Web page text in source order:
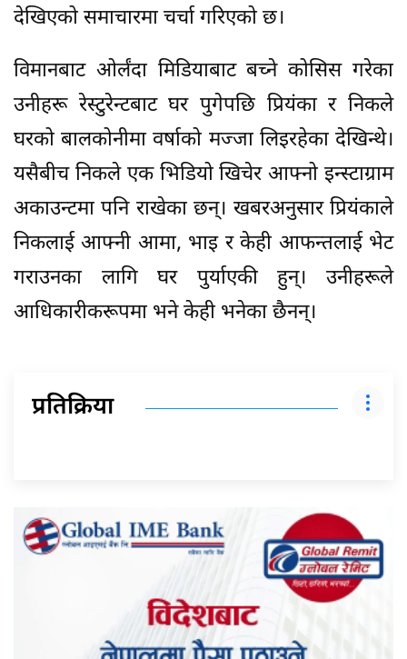
देखिएको समाचारमा चर्चा गरिएको छ।
विमानबाट ओर्लंदा मिडियाबाट बच्ने कोसिस गरेका
उनीहरू रेस्टुरेन्टबाट घर पुगेपछि प्रियंका र निकले
घरको बालकोनीमा वर्षाको मज्जा लिइरहेका देखिन्थे।
यसैबीच निकले एक भिडियो खिचेर आफ्नो इन्स्टाग्राम
अकाउन्टमा पनि राखेका छन्। खबरअनुसार प्रियंकाले
निकलाई आफ्नी आमा, भाइ र केही आफन्तलाई भेट
गराउनका लागि घर पुर्याएकी हुन्। उनीहरूले
आधिकारीकरूपमा भने केही भनेका छैनन्।
प्रतिक्रिया